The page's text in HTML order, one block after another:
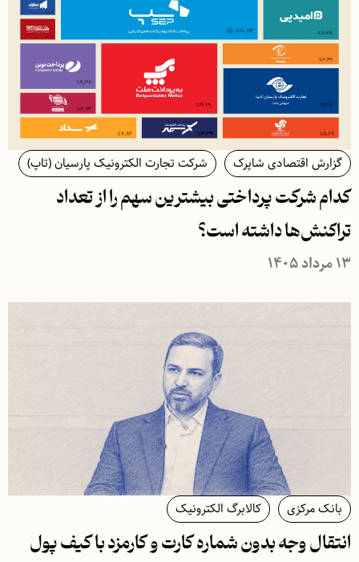
گزارش اقتصادی شاپرک شرکت تجارت الکترونیک پارسیان (تاپ)
کدام شرکت پرداختی بیشترین سهم را از تعداد
تراکنش‌‌ها داشته است؟
۱۳ مرداد ۱۴۰۵
بانک مرکزی کالابرگ الکترونیک
انتقال وجه بدون شماره کارت و کارمزد با کیف پول